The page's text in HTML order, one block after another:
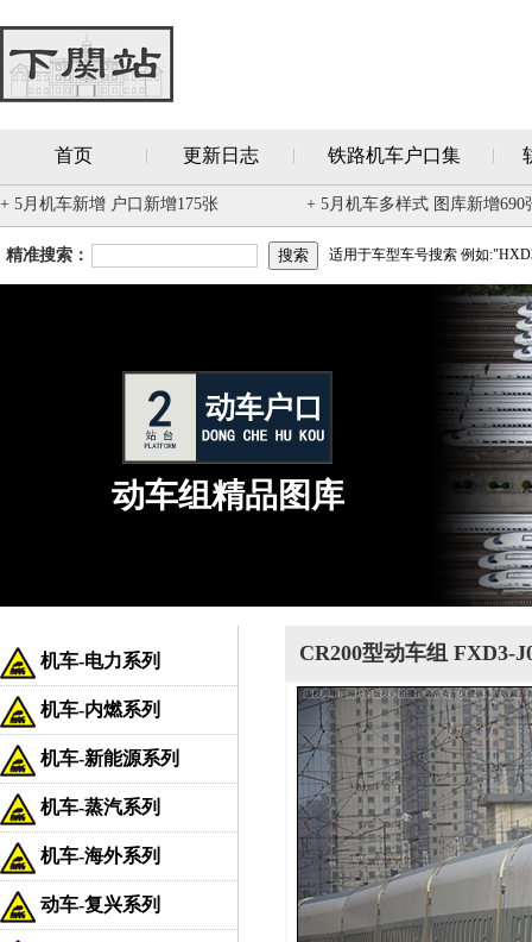
首页 更新日志 铁路机车户口集
+ 5月机车新增 户口新增175张 + 5月机车多样式 图库新增690
精准搜索： 适用于车型车号搜索 例如
动车组精品图库
机车-电力系列
机车-内燃系列
机车-新能源系列
机车-蒸汽系列
机车-海外系列
动车-复兴系列
CR200型动车组 FXD3-